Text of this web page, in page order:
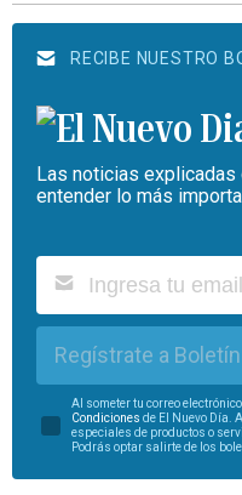
RECIBE NUESTRO
Las noticias
entender lo más
Regístrate a
Al someter tu correo
Condiciones de El Nuevo Día.
especiales de productos o
Podrás optar salirte de los